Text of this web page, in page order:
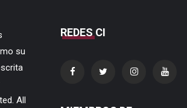
su
All
REDES CI